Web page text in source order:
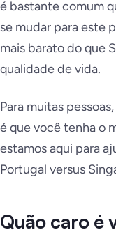
é bastante comum
se mudar para este
mais barato do que
qualidade de vida.
Para muitas
é que você tenha o
estamos aqui para
Portugal versus
Quão caro é